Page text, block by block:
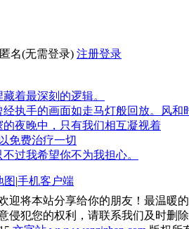
匿名(无需登录) 注册登录
着最深刻的逻辑。
执手的画面如走马灯般回放。风和
夜晚中，只有我们相互凝视着
免费治疗一切
过我希望你不为我担心。
图|手机客户端
迎将本站分享给你的朋友！最温暖
侵犯您的权利，请联系我们及时删除